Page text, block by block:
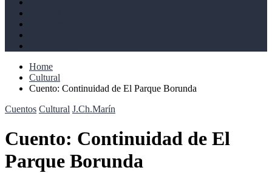
Home
Cultural
Cuento: Continuidad de El Parque Borunda
Cuentos Cultural J.Ch.Marín
Cuento: Continuidad de El
Parque Borunda